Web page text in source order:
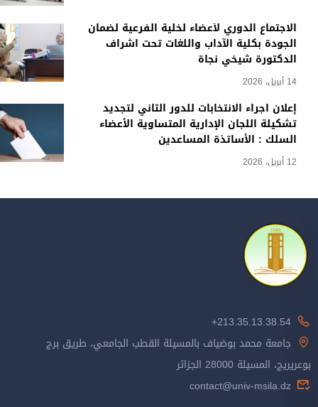
الاجتماع الدوري لأعضاء لخلية الفرعية لضمان
الجودة بكلية الآداب واللغات تحت اشراف
الدكتورة شيخي نجاة
14 أبريل، 2026
إعلان اجراء الانتخابات للدور الثاني لتجديد
تشكيلة اللجان الإدارية المتساوية الأعضاء
السلك : الأساتذة المساعدين
12 أبريل، 2026
213.35.13.38.54+
جامعة محمد بوضياف بالمسيلة القطب الجامعي، طريق برج
بوعريريج، المسيلة 28000 الجزائر
contact@univ-msila.dz